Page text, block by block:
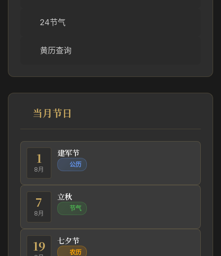
24节气
黄历查询
当月节日
1
8月
建军节
公历
7
8月
立秋
节气
19 七夕节
农历